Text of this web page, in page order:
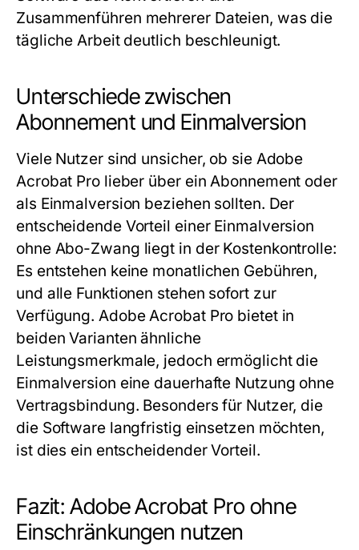
Zusammenführen mehrerer Dateien, was die
tägliche Arbeit deutlich beschleunigt.
Unterschiede zwischen
Abonnement und Einmalversion
Viele Nutzer sind unsicher, ob sie Adobe
Acrobat Pro lieber über ein Abonnement oder
als Einmalversion beziehen sollten. Der
entscheidende Vorteil einer Einmalversion
ohne Abo-Zwang liegt in der Kostenkontrolle:
Es entstehen keine monatlichen Gebühren,
und alle Funktionen stehen sofort zur
Verfügung. Adobe Acrobat Pro bietet in
beiden Varianten ähnliche
Leistungsmerkmale, jedoch ermöglicht die
Einmalversion eine dauerhafte Nutzung ohne
Vertragsbindung. Besonders für Nutzer, die
die Software langfristig einsetzen möchten,
ist dies ein entscheidender Vorteil.
Fazit: Adobe Acrobat Pro ohne
Einschränkungen nutzen